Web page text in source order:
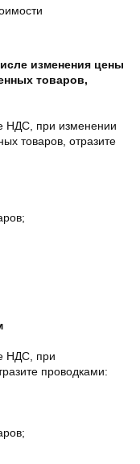
изменения цены
товаров,
НДС, при изменении
товаров, отразите
НДС, при
проводками: